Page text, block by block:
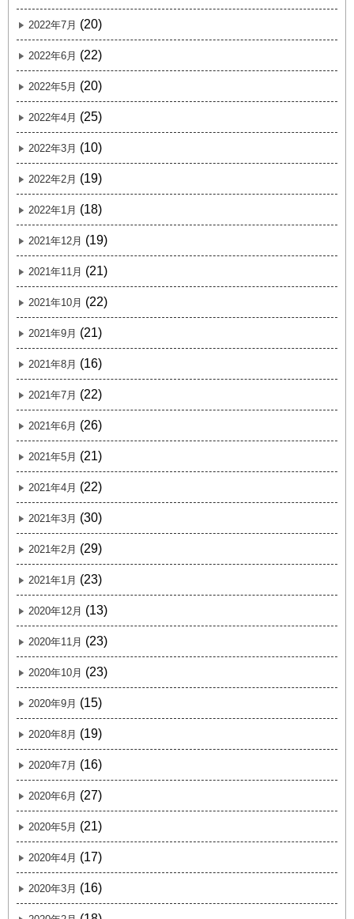
2022年7月 (20)
2022年6月 (22)
2022年5月 (20)
2022年4月 (25)
2022年3月 (10)
2022年2月 (19)
2022年1月 (18)
2021年12月 (19)
2021年11月 (21)
2021年10月 (22)
2021年9月 (21)
2021年8月 (16)
2021年7月 (22)
2021年6月 (26)
2021年5月 (21)
2021年4月 (22)
2021年3月 (30)
2021年2月 (29)
2021年1月 (23)
2020年12月 (13)
2020年11月 (23)
2020年10月 (23)
2020年9月 (15)
2020年8月 (19)
2020年7月 (16)
2020年6月 (27)
2020年5月 (21)
2020年4月 (17)
2020年3月 (16)